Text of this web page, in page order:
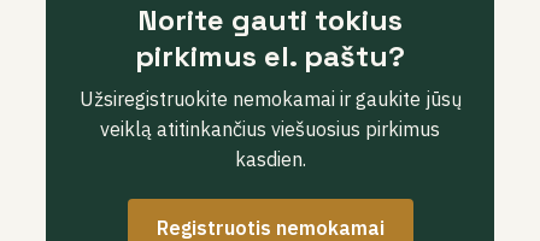
Norite gauti tokius
pirkimus el. paštu?
Užsiregistruokite nemokamai ir gaukite jūsų
veiklą atitinkančius viešuosius pirkimus
kasdien.
Registruotis nemokamai